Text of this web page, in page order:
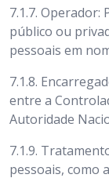
7.1.7.
público ou
pessoais em
7.1.8.
entre a
Autoridade
7.1.9.
pessoais, como